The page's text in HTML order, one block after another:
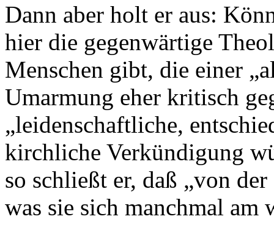
Dann aber holt er aus:
hier die gegenwärtige
Menschen gibt, die einer
Umarmung eher kritisch
„leidenschaftliche,
kirchliche Verkündigung
so schließt er, daß „von
was sie sich manchmal am